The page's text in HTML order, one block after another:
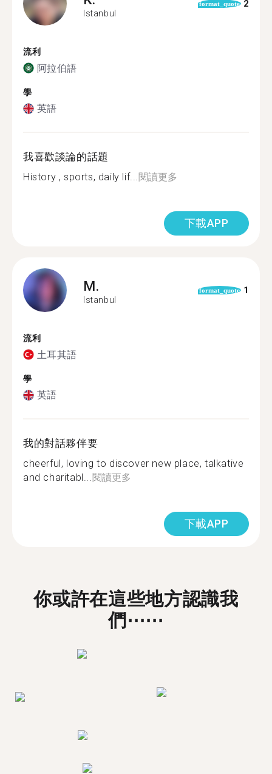
Istanbul
format_quote 2
流利
阿拉伯語
學
英語
我喜歡談論的話題
History , sports, daily lif...閱讀更多
下載APP
M.
Istanbul
format_quote 1
流利
土耳其語
學
英語
我的對話夥伴要
cheerful, loving to discover new place, talkative
and charitabl...閱讀更多
下載APP
你或許在這些地方認識我
們⋯⋯